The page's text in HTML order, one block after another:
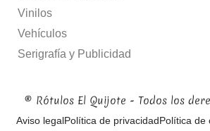
Vinilos
Vehículos
Serigrafía y Publicidad
® Rótulos El Quijote - Todos los
Aviso legalPolítica de privacidadPolítica de